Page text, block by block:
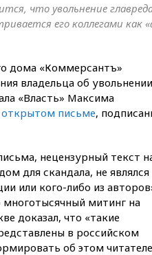
что увольнение
его коллегами как
дома «Коммерсантъ»
владельца об увольнении
«Власть» Максима
открытом письме,
нецензурный текст
для скандала, не являлся
или кого-либо из
митинг на
доказал, что «такие
в российском
об этом